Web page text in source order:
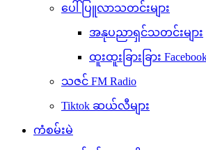
ပေါ်ပြူလာသတင်းများ
အနုပညာရှင်သတင်းများ
ထူးထူးခြားခြား
သဇင် FM Radio
Tiktok ဆယ်လီများ
ကံစမ်းမဲ